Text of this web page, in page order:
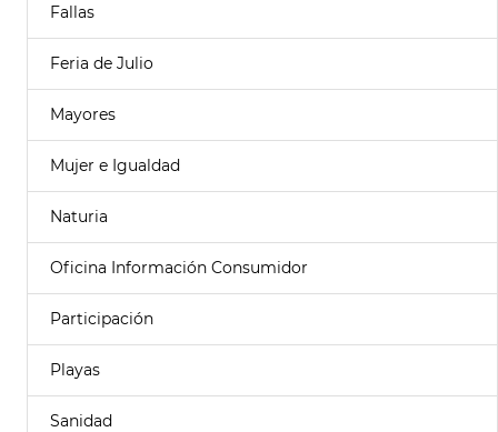
Fallas
Feria de Julio
Mayores
Mujer e Igualdad
Naturia
Oficina Información Consumidor
Participación
Playas
Sanidad